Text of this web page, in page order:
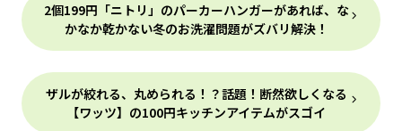
2個199円「ニトリ」のパーカーハンガーがあれば、な
かなか乾かない冬のお洗濯問題がズバリ解決！
ザルが絞れる、丸められる！？話題！断然欲しくなる
【ワッツ】の100円キッチンアイテムがスゴイ